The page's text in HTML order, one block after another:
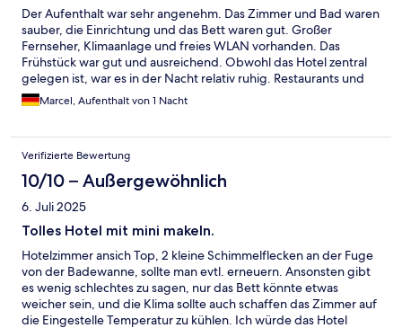
Der Aufenthalt war sehr angenehm. Das Zimmer und Bad waren
sauber, die Einrichtung und das Bett waren gut. Großer
Fernseher, Klimaanlage und freies WLAN vorhanden. Das
Frühstück war gut und ausreichend. Obwohl das Hotel zentral
gelegen ist, war es in der Nacht relativ ruhig. Restaurants und
Bars sind innerhalb weniger Minuten, zu Fuß erreichbar. Wir
kommen gerne wieder.
Marcel, Aufenthalt von 1 Nacht
Verifizierte Bewertung
10/10 – Außergewöhnlich
6. Juli 2025
Tolles Hotel mit mini makeln.
Hotelzimmer ansich Top, 2 kleine Schimmelflecken an der Fuge
von der Badewanne, sollte man evtl. erneuern. Ansonsten gibt
es wenig schlechtes zu sagen, nur das Bett könnte etwas
weicher sein, und die Klima sollte auch schaffen das Zimmer auf
die Eingestelle Temperatur zu kühlen. Ich würde das Hotel